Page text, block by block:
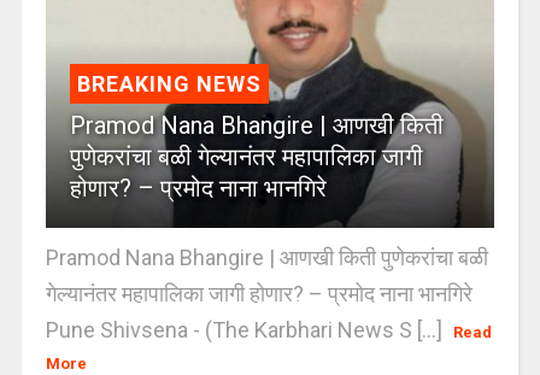
BREAKING NEWS
Pramod Nana Bhangire | आणखी किती
पुणेकरांचा बळी गेल्यानंतर महापालिका जागी
होणार? – प्रमोद नाना भानगिरे
Pramod Nana Bhangire | आणखी किती पुणेकरांचा बळी
गेल्यानंतर महापालिका जागी होणार? – प्रमोद नाना भानगिरे
Pune Shivsena - (The Karbhari News S [...]
Read
More